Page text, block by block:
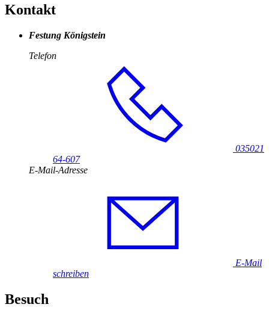
Kontakt
Festung Königstein
Telefon
035021
64-607
E-Mail-Adresse
E-Mail
schreiben
Besuch